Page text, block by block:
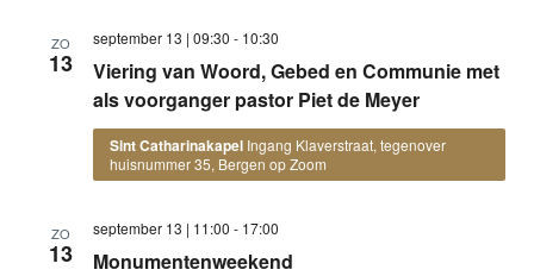
ZO
13
Viering van Woord, Gebed en Communie met
als voorganger pastor Piet de Meyer
september 13 | 09:30 - 10:30
Sint Catharinakapel Ingang Klaverstraat, tegenover
huisnummer 35, Bergen op Zoom
ZO
13 Monumentenweekend
september 13 | 11:00 - 17:00